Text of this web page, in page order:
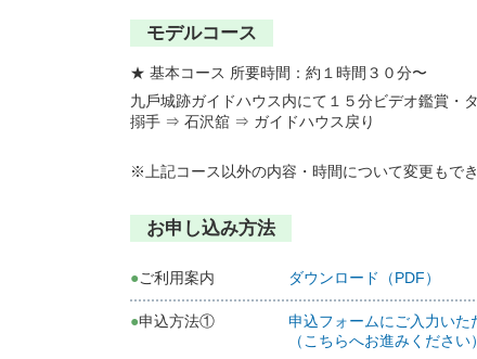
モデルコース
★ 基本コース 所要時間：約１時間３０分〜
九⼾城跡ガイドハウス内にて１５分ビデオ鑑賞
搦⼿ ⇒ ⽯沢舘 ⇒ ガイドハウス戻り
※上記コース以外の内容・時間について変更もで
お申し込み⽅法
●ご利⽤案内 ダウンロード（PDF）
●申込⽅法①
申込フォームにご⼊⼒いた
（こちらへお進みください）